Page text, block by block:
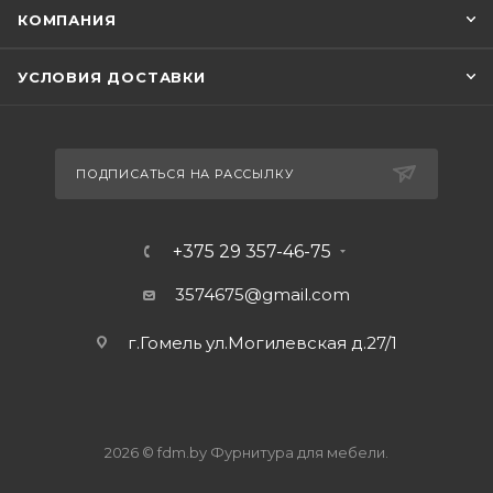
КОМПАНИЯ
УСЛОВИЯ ДОСТАВКИ
ПОДПИСАТЬСЯ НА РАССЫЛКУ
+375 29 357-46-75
3574675@gmail.com
г.Гомель ул.Могилевская д.27/1
2026 © fdm.by Фурнитура для мебели.